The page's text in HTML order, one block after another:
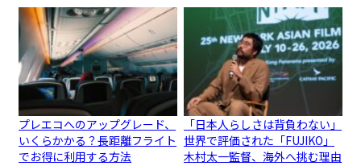
プレエコへのアップグレード、
いくらかかる？長距離フライト
でお得に利用する方法
「日本人らしさは背負わない」
世界で評価された「FUJIKO」
木村太一監督、海外へ挑む理由